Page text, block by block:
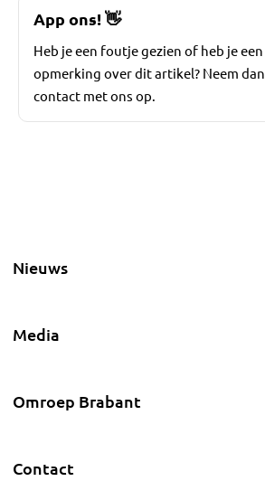
App ons!👋
Heb je een foutje gezien of heb je een
opmerking over dit artikel? Neem dan
contact met ons op.
Nieuws
Media
Omroep Brabant
Contact